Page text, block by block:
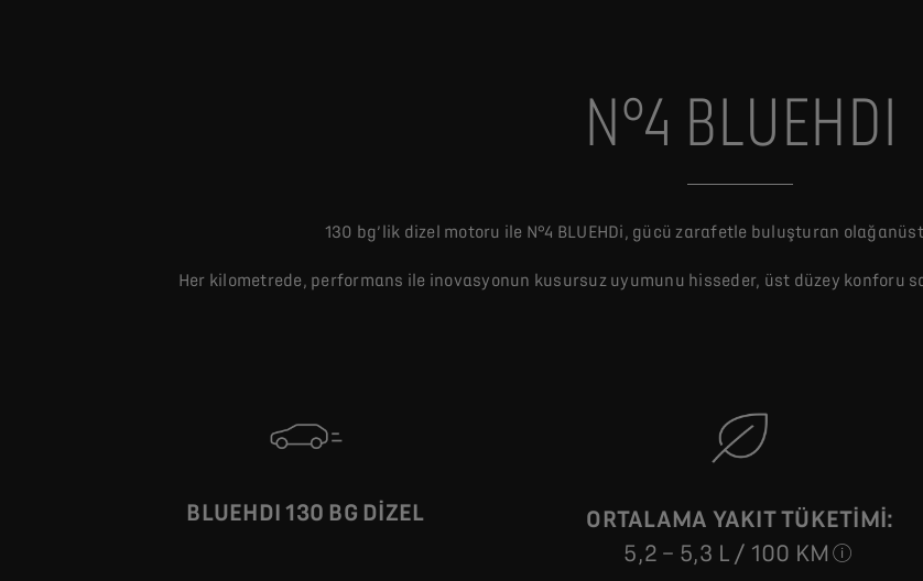
N°4 BLUEHDI
130 bg’lik dizel motoru ile N°4 BLUEHDi, gücü zarafetle buluşturan
Her kilometrede, performans ile inovasyonun kusursuz uyumunu hisseder, üst düzey konforu
BLUEHDI 130 BG DİZEL
ORTALAMA YAKIT TÜKETİMİ:
5,2 – 5,3 L / 100 KM